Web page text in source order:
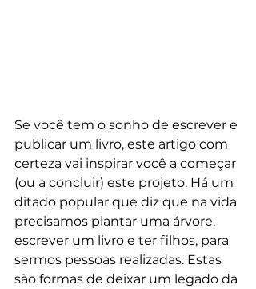
Se você tem o sonho de escrever e
publicar um livro, este artigo com
certeza vai inspirar você a começar
(ou a concluir) este projeto. Há um
ditado popular que diz que na vida
precisamos plantar uma árvore,
escrever um livro e ter filhos, para
sermos pessoas realizadas. Estas
são formas de deixar um legado da